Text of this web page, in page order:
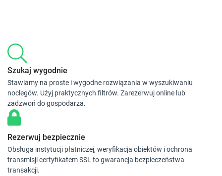
Szukaj wygodnie
Stawiamy na proste i wygodne rozwiązania w wyszukiwaniu
noclegów. Użyj praktycznych filtrów. Zarezerwuj online lub
zadzwoń do gospodarza.
Rezerwuj bezpiecznie
Obsługa instytucji płatniczej, weryfikacja obiektów i ochrona
transmisji certyfikatem SSL to gwarancja bezpieczeństwa
transakcji.